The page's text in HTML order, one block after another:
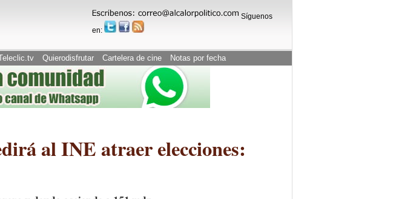
Síguenos
en:
Quierodisfrutar Cartelera de cine Notas por fecha
al INE atraer elecciones: